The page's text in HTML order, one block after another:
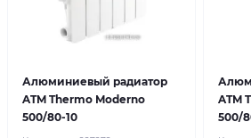
Алюминиевый радиатор
ATM Thermo Moderno
500/80-10
ATM
500/